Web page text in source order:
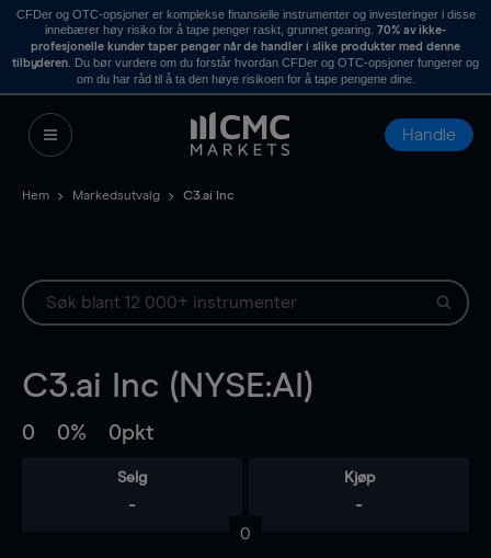
CFDer og OTC-opsjoner er komplekse finansielle instrumenter og investeringer i disse
innebærer høy risiko for å tape penger raskt, grunnet gearing. 70% av ikke-
profesjonelle kunder taper penger når de handler i slike produkter med denne
tilbyderen . Du bør vurdere om du forstår hvordan CFDer og OTC-opsjoner fungerer og
om du har råd til å ta den høye risikoen for å tape pengene dine.
Handle
Hem Markedsutvalg C3.ai Inc
C3.ai Inc (NYSE:AI)
0 0% 0pkt
Selg
-
Kjøp
-
0